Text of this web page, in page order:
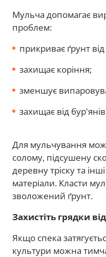
Мульча допомагає
проблем:
прикриває ґрунт
захищає коріння;
зменшує
захищає від
Для мульчування
солому, підсушену
деревну тріску та
матеріали. Класти
зволожений ґрунт.
Захистіть грядки
Якщо спека
культури можна